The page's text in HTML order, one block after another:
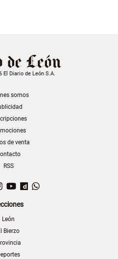
El Diario de León S.A.
somos
de venta
RSS
Instagram
YouTubeDailymotion
León
Bierzo